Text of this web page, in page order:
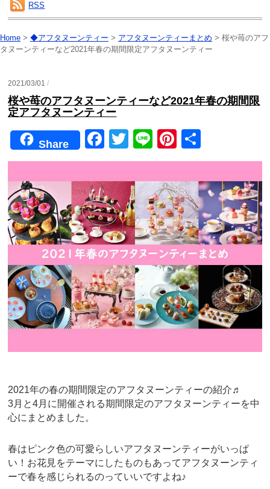
RSS
Home > ◆アフタヌーンティー > アフタヌーンティーまとめ > 桜や苺のアフ
タヌーンティーなど2021年春の期間限定アフタヌーンティー
2021/03/01/
桜や苺のアフタヌーンティーなど2021年春の期間限
定アフタヌーンティー
Share
F
a
c
e
b
o
o
k
T
wi
tt
er
Li
n
e
Pi
nt
er
e
st
有
2021年の春の期間限定のアフタヌーンティーの紹介♬
3月と4月に開催される期間限定のアフタヌーンティーを中
心にまとめました。
春はピンク色の可愛らしいアフタヌーンティーがいっぱ
い！お花見をテーマにしたものもあってアフタヌーンティ
ーで春を感じられるのっていいですよね♪